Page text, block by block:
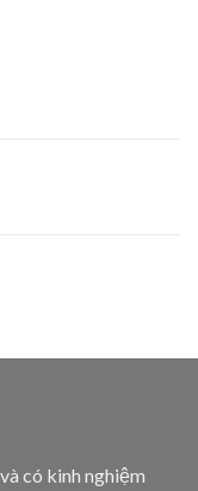
có kinh nghiệm